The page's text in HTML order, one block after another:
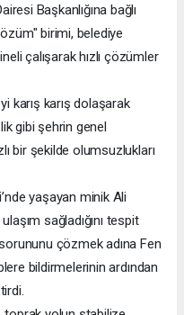
Başkanlığına bağlı
birimi, belediye
çalışarak hızlı çözümler
karış karış dolaşarak
gibi şehrin genel
bir şekilde olumsuzlukları
yaşayan minik Ali
sağladığını tespit
çözmek adına Fen
bildirmelerinin ardından